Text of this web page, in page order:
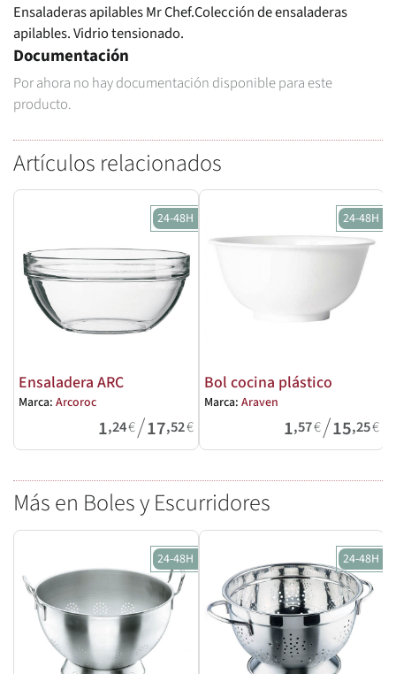
Ensaladeras apilables Mr Chef.Colección de ensaladeras
apilables. Vidrio tensionado.
Documentación
Por ahora no hay documentación disponible para este
producto.
Artículos relacionados
24-48H
Ensaladera ARC
Marca: Arcoroc
1,24€/17,52€
24-48H
Bol cocina plástico
Marca: Araven
1,57€/15,25€
Más en Boles y Escurridores
24-48H 24-48H